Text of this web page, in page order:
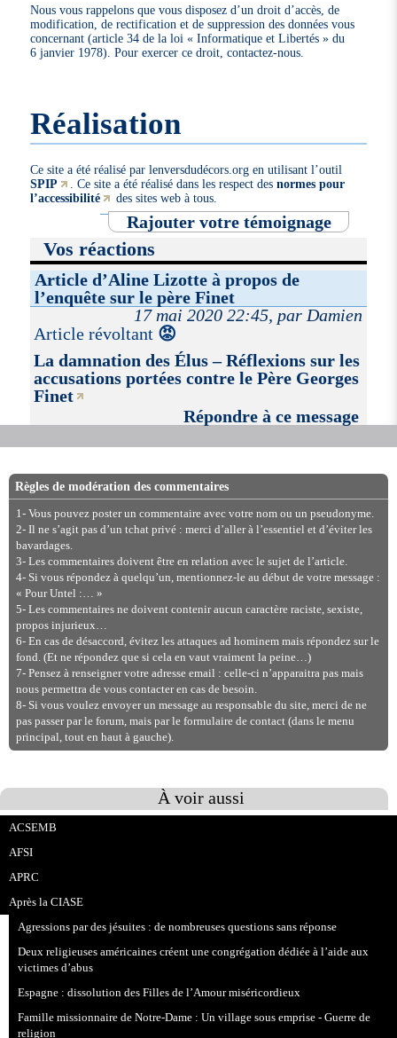
Nous vous rappelons que vous disposez d’un droit d’accès, de
modification, de rectification et de suppression des données vous
concernant (article 34 de la loi « Informatique et Libertés » du
6 janvier 1978). Pour exercer ce droit, contactez-nous.
Réalisation
Ce site a été réalisé par lenversdudécors.org en utilisant l’outil
SPIP
. Ce site a été réalisé dans les respect desnormes pour
l’accessibilité
des sites web à tous.
Rajouter votre témoignage
Vos réactions
Article d’Aline Lizotte à propos de
l’enquête sur le père Finet
17 mai 2020 22:45, par Damien
Article révoltant 😡
La damnation des Élus – Réflexions sur les
accusations portées contre le Père Georges
Finet
Répondre à ce message
Règles de modération des commentaires
1- Vous pouvez poster un commentaire avec votre nom ou un pseudonyme.
2- Il ne s’agit pas d’un tchat privé : merci d’aller à l’essentiel et d’éviter les
bavardages.
3- Les commentaires doivent être en relation avec le sujet de l’article.
4- Si vous répondez à quelqu’un, mentionnez-le au début de votre message :
« Pour Untel :… »
5- Les commentaires ne doivent contenir aucun caractère raciste, sexiste,
propos injurieux…
6- En cas de désaccord, évitez les attaques ad hominem mais répondez sur le
fond. (Et ne répondez que si cela en vaut vraiment la peine…)
7- Pensez à renseigner votre adresse email : celle-ci n’apparaitra pas mais
nous permettra de vous contacter en cas de besoin.
8- Si vous voulez envoyer un message au responsable du site, merci de ne
pas passer par le forum, mais par le formulaire de contact (dans le menu
principal, tout en haut à gauche).
À voir aussi
ACSEMB
AFSI
APRC
Après la CIASE
Agressions par des jésuites : de nombreuses questions sans réponse
Deux religieuses américaines créent une congrégation dédiée à l’aide aux
victimes d’abus
Espagne : dissolution des Filles de l’Amour miséricordieux
Famille missionnaire de Notre-Dame : Un village sous emprise - Guerre de
religion